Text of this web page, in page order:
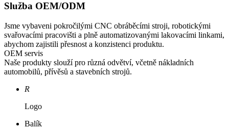
Služba OEM/ODM
Jsme vybaveni pokročilými CNC obráběcími stroji, robotickými
svařovacími pracovišti a plně automatizovanými lakovacími linkami,
abychom zajistili přesnost a konzistenci produktu.
OEM servis
Naše produkty slouží pro různá odvětví, včetně nákladních
automobilů, přívěsů a stavebních strojů.
R
Logo
Balík